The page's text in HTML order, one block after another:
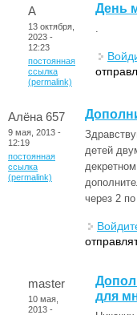
А
13 октября,
2023 -
12:23
постоянная
ссылка
(permalink)
День
Алёна 657
9 мая, 2013 -
12:19
постоянная
ссылка
(permalink)
детей
через 2
master
10 мая,
2013 -
для